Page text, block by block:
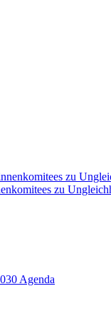
zu
Agenda